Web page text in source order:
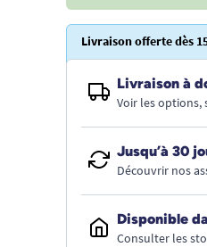
Livraison offerte dès
Livraison à
Voir les
Jusqu’à 30
Découvrir nos
Disponible
Consulter les